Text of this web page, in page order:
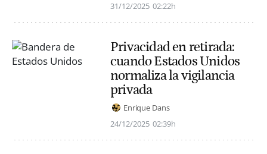
31/12/2025 02:22h
Privacidad en retirada:
cuando Estados Unidos
normaliza la vigilancia
privada
Enrique Dans
24/12/2025 02:39h